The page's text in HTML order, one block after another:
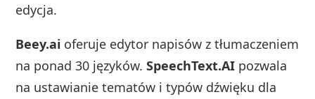
edycja.
Beey.ai oferuje edytor napisów z tłumaczeniem
na ponad 30 języków.SpeechText.AI pozwala
na ustawianie tematów i typów dźwięku dla